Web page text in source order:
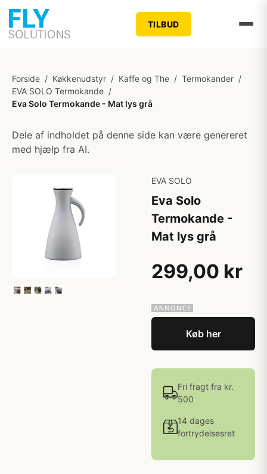
TILBUD
Forside / Køkkenudstyr / Kaffe og The / Termokander /
EVA SOLO Termokande /
Eva Solo Termokande - Mat lys grå
Dele af indholdet på denne side kan være genereret
med hjælp fra AI.
EVA SOLO
Eva Solo
Termokande -
Mat lys grå
299,00 kr
Køb her
Fri fragt fra kr.
500
14 dages
fortrydelsesret